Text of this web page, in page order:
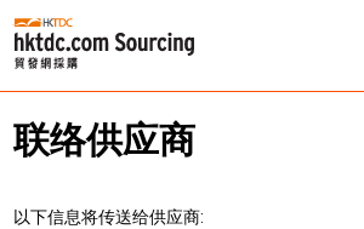
联络供应商
以下信息将传送给供应商: